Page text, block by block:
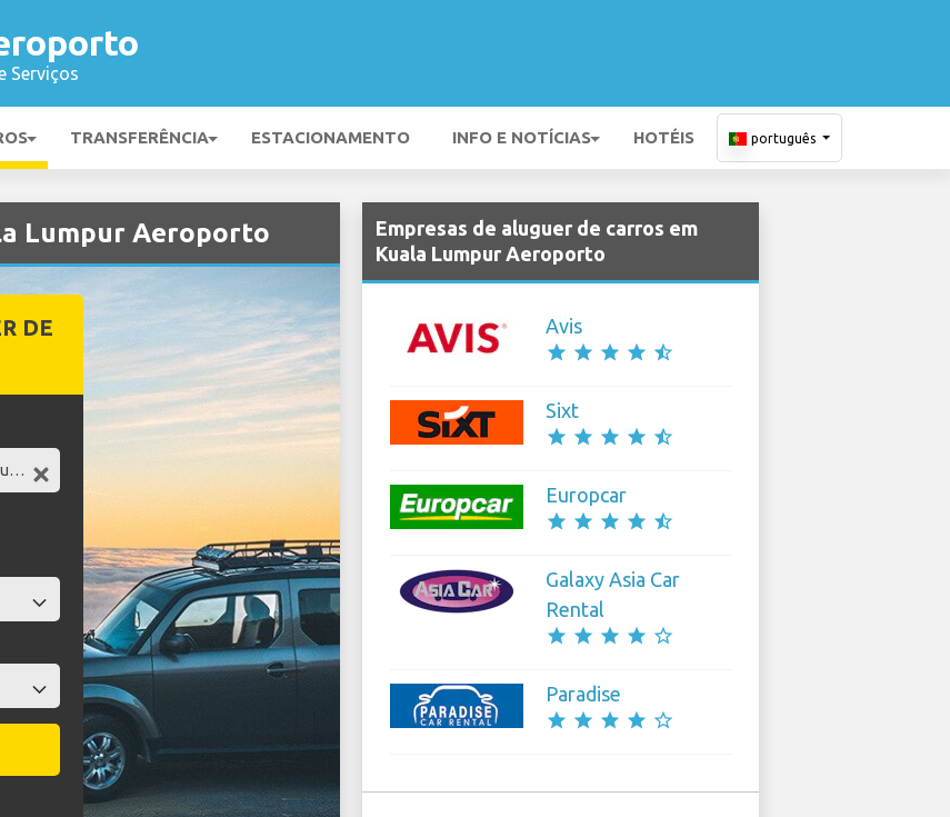
Serviços
TRANSFERÊNCIA ESTACIONAMENTO INFO E NOTÍCIAS HOTÉIS português
Lumpur Aeroporto
DE
Empresas de aluguer de carros em
Kuala Lumpur Aeroporto
Avis
star star star star star_half
Sixt
star star star star star_half
Europcar
star star star star star_half
Galaxy Asia Car
Rental
star star star star star_border
Paradise
star star star star star_border